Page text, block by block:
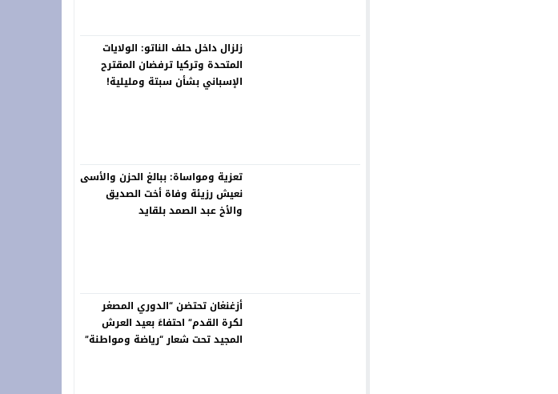
زلزال داخل حلف الناتو: الولايات
المتحدة وتركيا ترفضان المقترح
الإسباني بشأن سبتة ومليلية!
تعزية ومواساة: ببالغ الحزن والأسى
نعيش رزيئة وفاة أخت الصديق
والأخ عبد الصمد بلقايد
أزغنغان تحتضن “الدوري المصغر
لكرة القدم” احتفاءً بعيد العرش
المجيد تحت شعار “رياضة ومواطنة”